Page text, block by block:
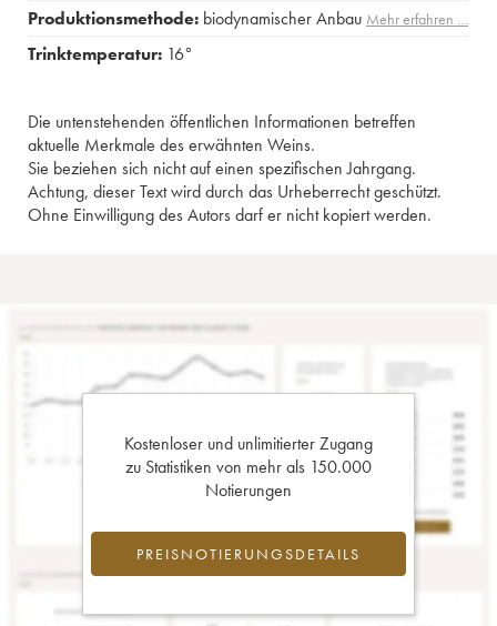
Produktionsmethode: biodynamischer Anbau Mehr erfahren …
Trinktemperatur: 16°
Die untenstehenden öffentlichen Informationen betreffen
aktuelle Merkmale des erwähnten Weins.
Sie beziehen sich nicht auf einen spezifischen Jahrgang.
Achtung, dieser Text wird durch das Urheberrecht geschützt.
Ohne Einwilligung des Autors darf er nicht kopiert werden.
Kostenloser und unlimitierter Zugang
zu Statistiken von mehr als 150.000
Notierungen
PREISNOTIERUNGSDETAILS